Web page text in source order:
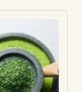
cherry
pecinta
rasa kopi
jawaban